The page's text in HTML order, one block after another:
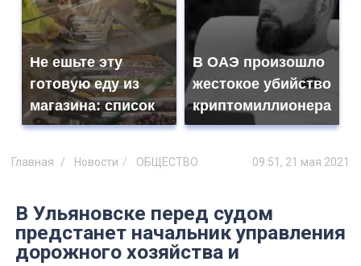
Не ешьте эту
готовую еду из
магазина: список
В ОАЭ произошло
жестокое убийство
криптомиллионера
Главная Новости ОБЩЕСТВО 09:51, 21 мая 2021
В Ульяновске перед судом
предстанет начальник управления
дорожного хозяйства и